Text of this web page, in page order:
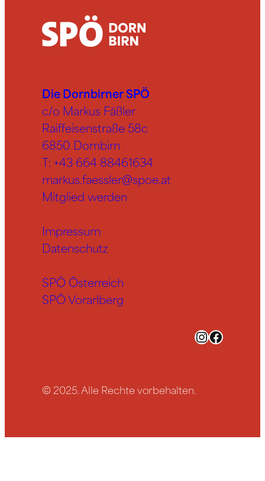
Die Dornbirner SPÖ
c/o Markus Fäßler
Raiffeisenstraße 58c
6850 Dornbirn
T: +43 664 88461634
markus.faessler@spoe.at
Mitglied werden
Impressum
Datenschutz
SPÖ Österreich
SPÖ Vorarlberg
InstagramFacebook
© 2025. Alle Rechte vorbehalten.